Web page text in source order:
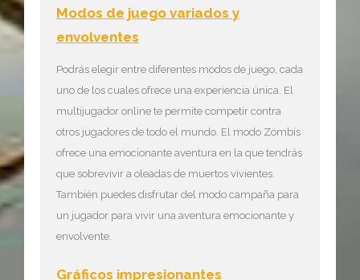
Modos de juego variados y
envolventes
Podrás elegir entre diferentes modos de juego, cada
uno de los cuales ofrece una experiencia única. El
multijugador online te permite competir contra
otros jugadores de todo el mundo. El modo Zombis
ofrece una emocionante aventura en la que tendrás
que sobrevivir a oleadas de muertos vivientes.
También puedes disfrutar del modo campaña para
un jugador para vivir una aventura emocionante y
envolvente.
Gráficos impresionantes